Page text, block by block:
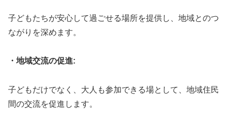
子どもたちが安心して過ごせる場所を提供し、地域とのつ
ながりを深めます。
・地域交流の促進:
子どもだけでなく、大人も参加できる場として、地域住民
間の交流を促進します。